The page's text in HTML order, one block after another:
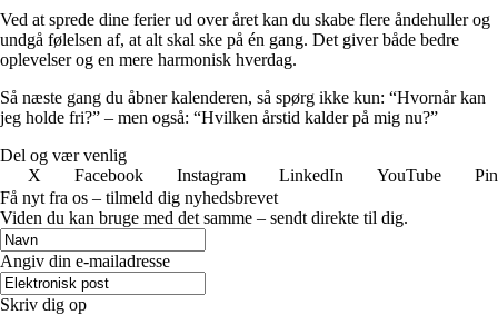
Ved at sprede dine ferier ud over året kan du skabe flere åndehuller og
undgå følelsen af, at alt skal ske på én gang. Det giver både bedre
oplevelser og en mere harmonisk hverdag.
Så næste gang du åbner kalenderen, så spørg ikke kun: “Hvornår kan
jeg holde fri?” – men også: “Hvilken årstid kalder på mig nu?”
Del og vær venlig
X
Facebook Instagram LinkedIn YouTube
Få nyt fra os – tilmeld dig nyhedsbrevet
Viden du kan bruge med det samme – sendt direkte til dig.
Angiv din e-mailadresse
Skriv dig op